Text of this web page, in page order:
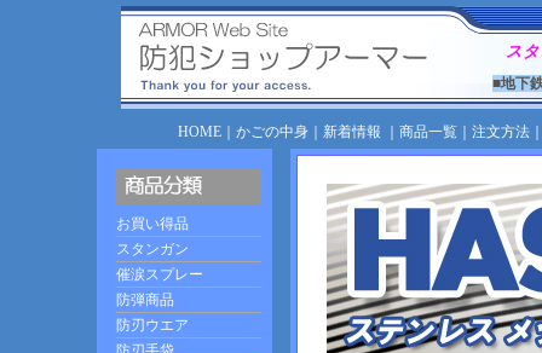
ス
■地下
HOME｜ かごの中身｜ 新着情報 商品一覧｜ 注文方法